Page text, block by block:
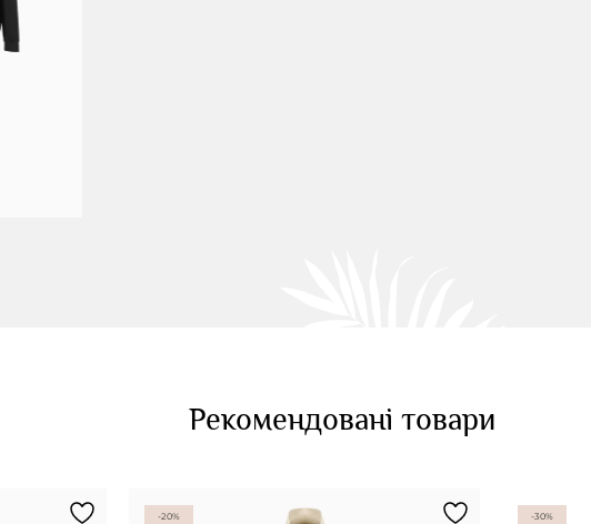
Рекомендовані товари
-20% -30%